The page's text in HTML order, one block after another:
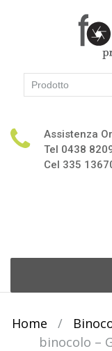
Assistenza
Tel 0438
Cel 335
content
Home /
binocolo –